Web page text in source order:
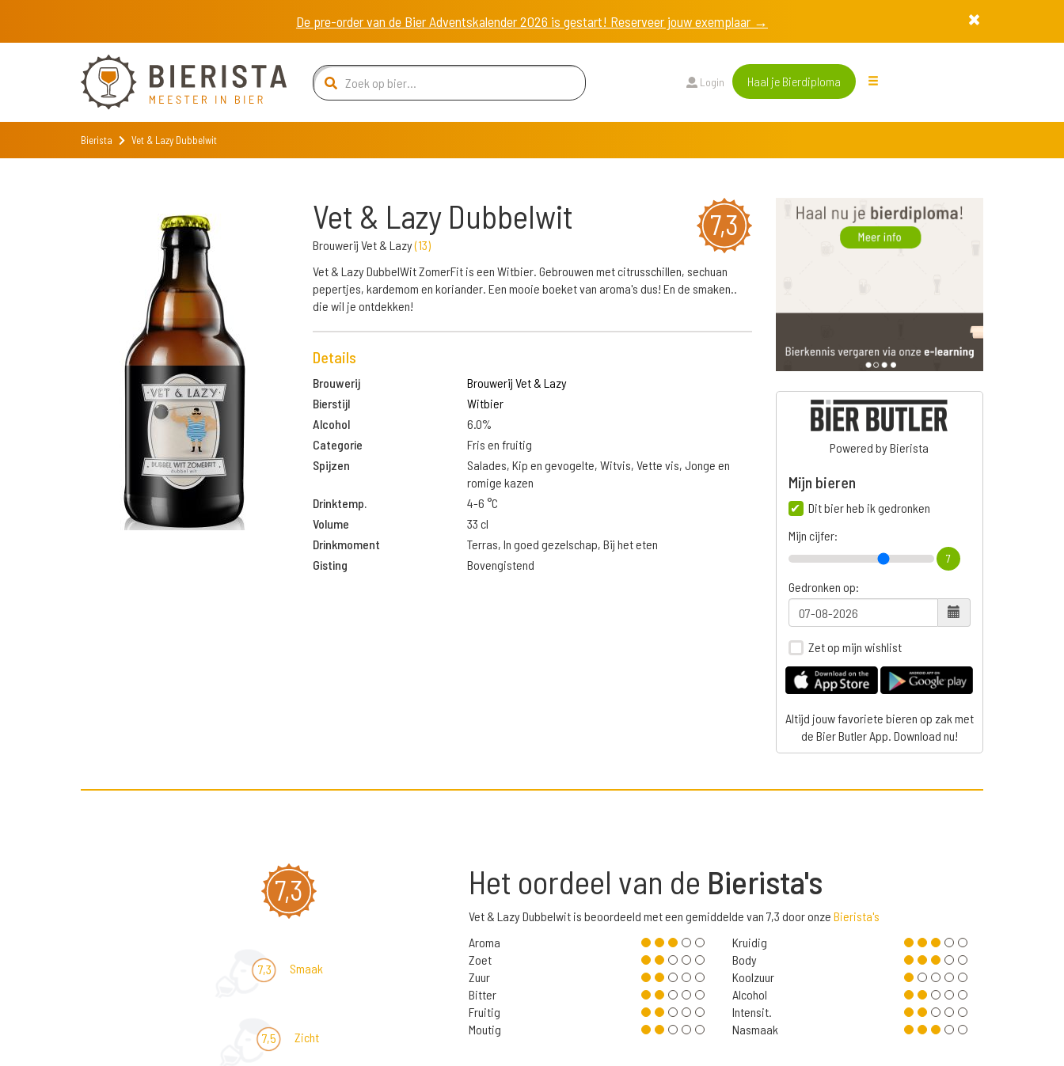
De pre-order van de Bier Adventskalender 2026 is gestart! Reserveer jouw exemplaar →
Login Haal je Bierdiploma
Bierista Vet & Lazy Dubbelwit
7,3
Vet & Lazy Dubbelwit
Brouwerij Vet & Lazy(13)
Vet & Lazy DubbelWit ZomerFit is een Witbier. Gebrouwen met citrusschillen, sechuan
pepertjes, kardemom en koriander. Een mooie boeket van aroma's dus! En de smaken..
die wil je ontdekken!
Details
Brouwerij
Brouwerij Vet & Lazy
Bierstijl
Witbier
Alcohol
6.0%
Categorie
Fris en fruitig
Spijzen
Salades, Kip en gevogelte, Witvis, Vette vis, Jonge en
romige kazen
Drinktemp.
4-6 °C
Volume
33 cl
Drinkmoment
Terras, In goed gezelschap, Bij het eten
Gisting
Bovengistend
Powered by Bierista
Mijn bieren
Dit bier heb ik gedronken
Mijn cijfer:
7
Gedronken op:
Zet op mijn wishlist
Altijd jouw favoriete bieren op zak met
de Bier Butler App. Download nu!
7,3
7,3 Smaak
7,5 Zicht
Het oordeel van de Bierista's
Vet & Lazy Dubbelwit is beoordeeld met een gemiddelde van 7,3 door onze Bierista's
Aroma
Zoet
Zuur
Bitter
Fruitig
Moutig
Kruidig
Body
Koolzuur
Alcohol
Intensit.
Nasmaak